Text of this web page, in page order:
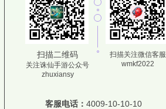
扫描二维码
关注诛仙手游公众号
zhuxiansy
扫描关注微信客服
wmkf2022
客服电话： 4009-10-10-10